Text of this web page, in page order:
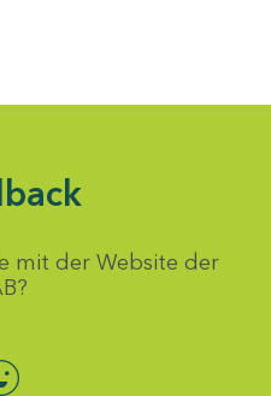
mit der Website der
auswählen